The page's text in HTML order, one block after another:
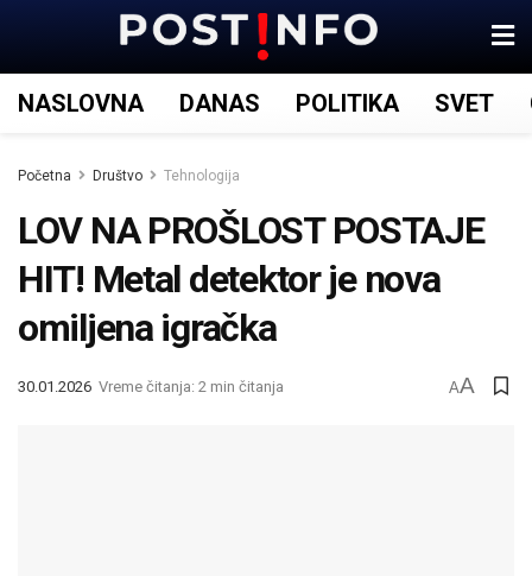
NASLOVNA DANAS POLITIKA SVET
Početna Društvo Tehnologija
LOV NA PROŠLOST POSTAJE
HIT! Metal detektor je nova
omiljena igračka
30.01.2026 Vreme čitanja: 2 min čitanja AA